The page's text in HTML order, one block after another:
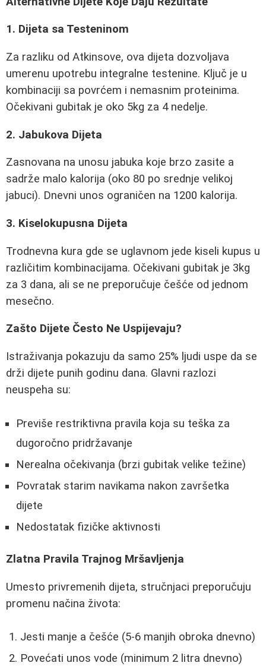
1. Dijeta sa Testeninom
Za razliku od Atkinsove, ova dijeta dozvoljava
umerenu upotrebu integralne testenine. Ključ je u
kombinaciji sa povrćem i nemasnim proteinima.
Očekivani gubitak je oko 5kg za 4 nedelje.
2. Jabukova Dijeta
Zasnovana na unosu jabuka koje brzo zasite a
sadrže malo kalorija (oko 80 po srednje velikoj
jabuci). Dnevni unos ograničen na 1200 kalorija.
3. Kiselokupusna Dijeta
Trodnevna kura gde se uglavnom jede kiseli kupus u
različitim kombinacijama. Očekivani gubitak je 3kg
za 3 dana, ali se ne preporučuje češće od jednom
mesečno.
Zašto Dijete Često Ne Uspijevaju?
Istraživanja pokazuju da samo 25% ljudi uspe da se
drži dijete punih godinu dana. Glavni razlozi
neuspeha su:
Previše restriktivna pravila koja su teška za
dugoročno pridržavanje
Nerealna očekivanja (brzi gubitak velike težine)
Povratak starim navikama nakon završetka
dijete
Nedostatak fizičke aktivnosti
Zlatna Pravila Trajnog Mršavljenja
Umesto privremenih dijeta, stručnjaci preporučuju
promenu načina života:
Jesti manje a češće (5-6 manjih obroka dnevno)
Povećati unos vode (minimum 2 litra dnevno)